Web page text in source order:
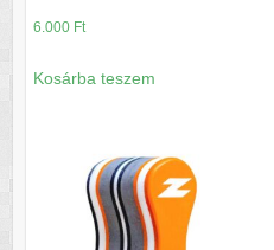
6.000 Ft
Kosárba teszem